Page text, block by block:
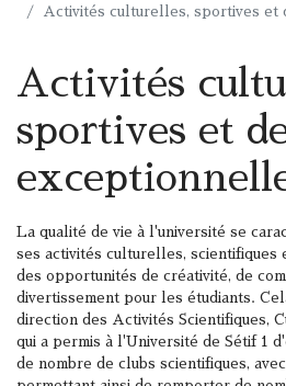
Activités culturelles, sportives et
Activités
sportives et
La qualité de vie à l'université se
ses activités culturelles, scientifiques
des opportunités de créativité, de
divertissement pour les étudiants.
direction des Activités Scientifiques,
qui a permis à l'Université de Sétif 1
de nombre de clubs scientifiques,